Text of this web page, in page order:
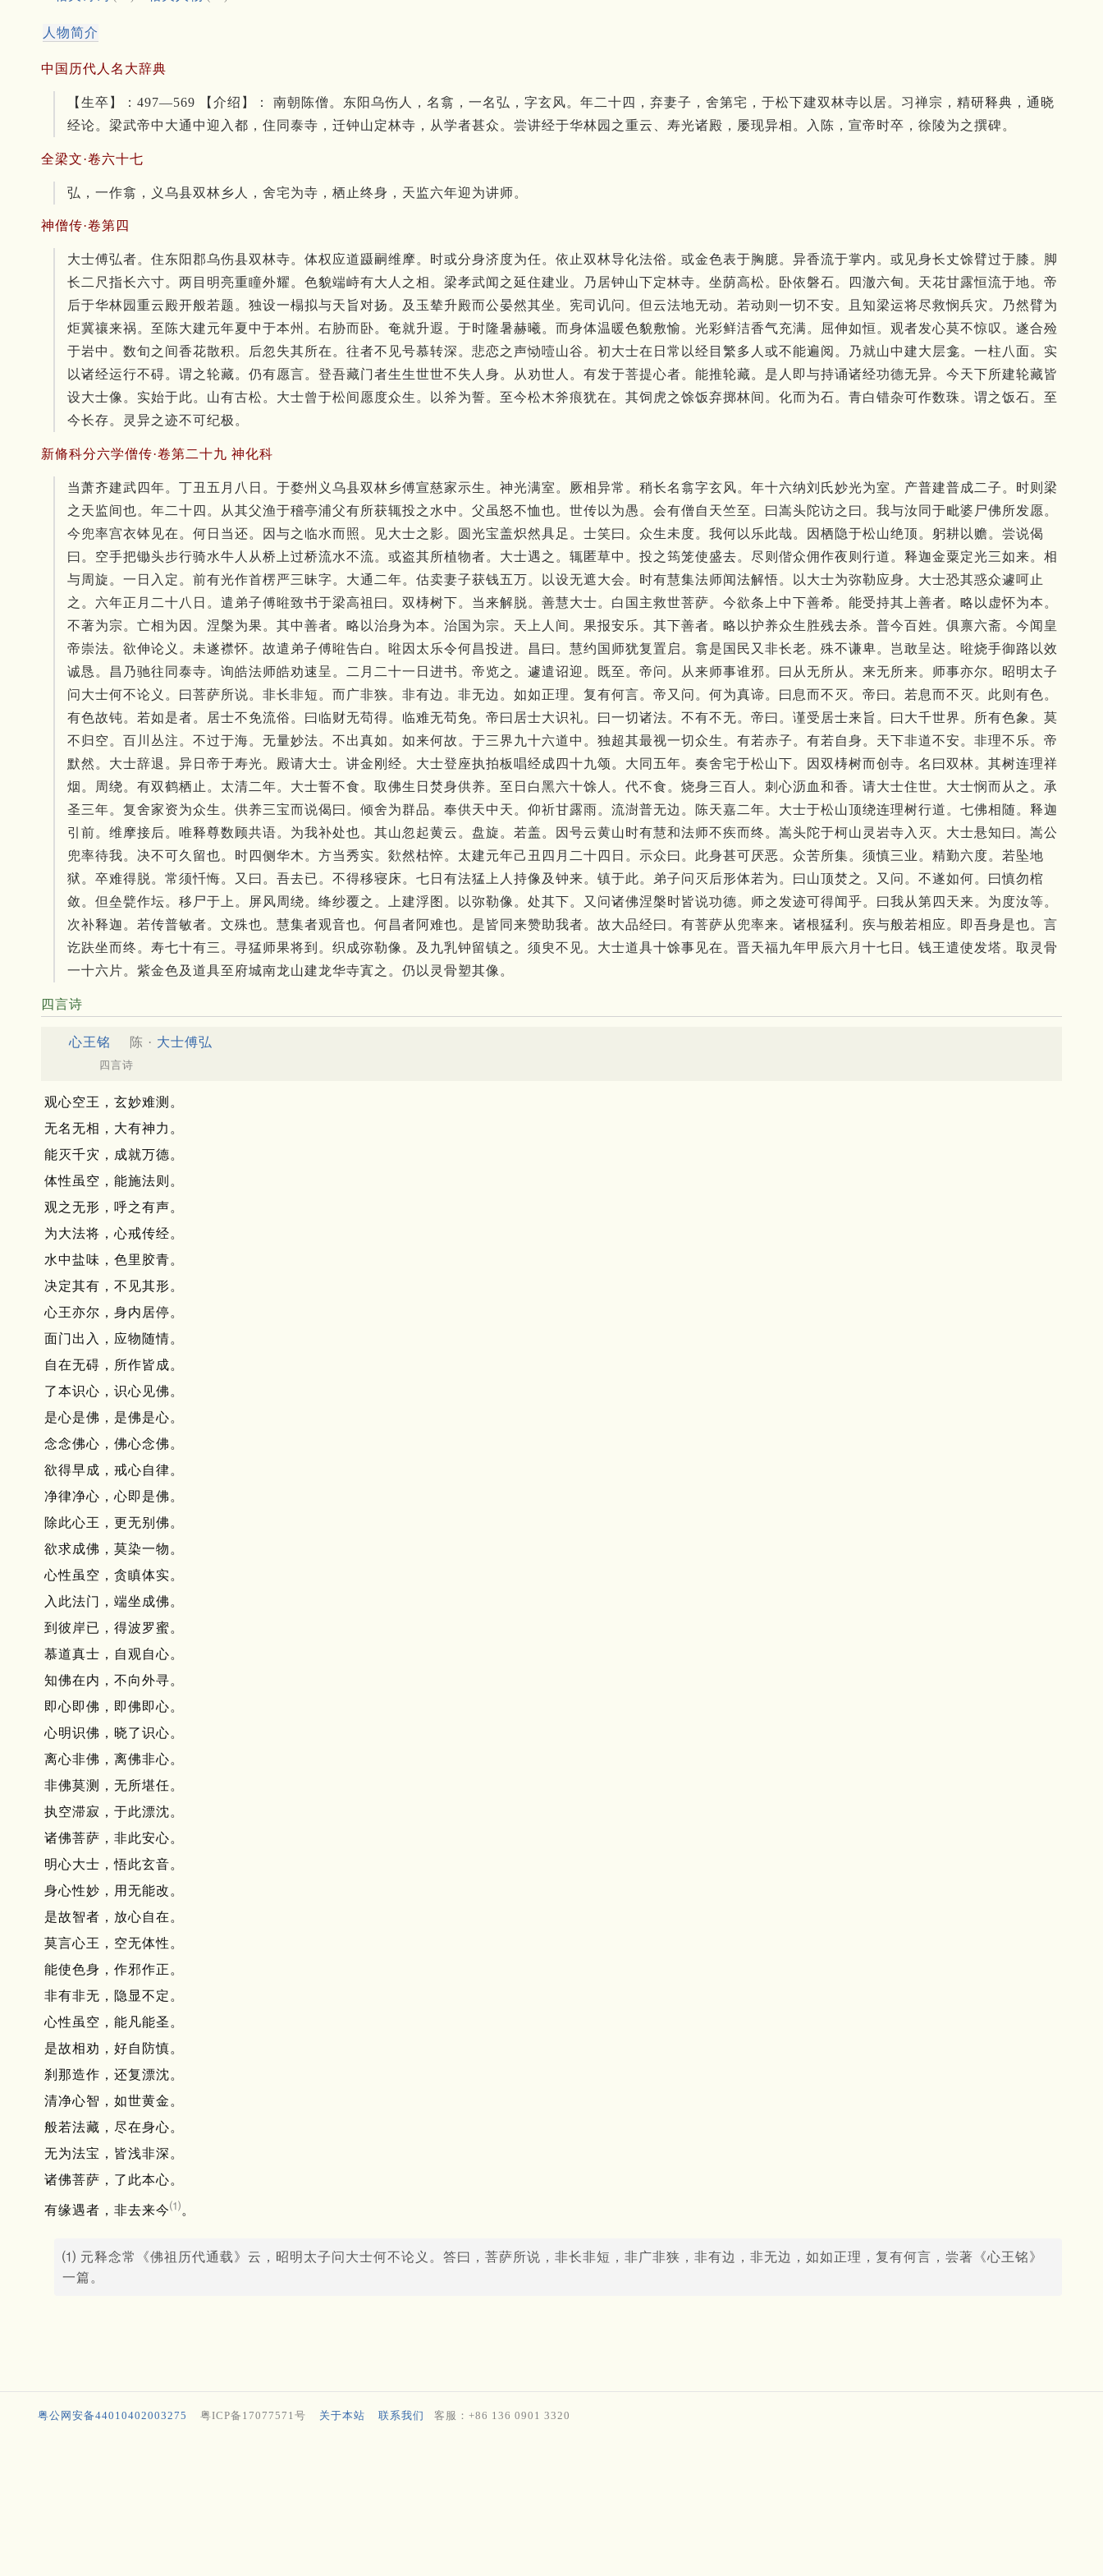
人物简介
中国历代人名大辞典
【生卒】：497—569 【介绍】： 南朝陈僧。东阳乌伤人，名翕，一名弘，字玄风。年二十四，弃妻子，舍第宅，于松下建双林寺以居。习禅宗，精研释典，通晓
经论。梁武帝中大通中迎入都，住同泰寺，迁钟山定林寺，从学者甚众。尝讲经于华林园之重云、寿光诸殿，屡现异相。入陈，宣帝时卒，徐陵为之撰碑。
全梁文·卷六十七
弘，一作翕，义乌县双林乡人，舍宅为寺，栖止终身，天监六年迎为讲师。
神僧传·卷第四
大士傅弘者。住东阳郡乌伤县双林寺。体权应道蹑嗣维摩。时或分身济度为任。依止双林导化法俗。或金色表于胸臆。异香流于掌内。或见身长丈馀臂过于膝。脚
长二尺指长六寸。两目明亮重瞳外耀。色貌端峙有大人之相。梁孝武闻之延住建业。乃居钟山下定林寺。坐荫高松。卧依磐石。四澈六甸。天花甘露恒流于地。帝
后于华林园重云殿开般若题。独设一榻拟与天旨对扬。及玉辇升殿而公晏然其坐。宪司讥问。但云法地无动。若动则一切不安。且知梁运将尽救悯兵灾。乃然臂为
炬冀禳来祸。至陈大建元年夏中于本州。右胁而卧。奄就升遐。于时隆暑赫曦。而身体温暖色貌敷愉。光彩鲜洁香气充满。屈伸如恒。观者发心莫不惊叹。遂合殓
于岩中。数旬之间香花散积。后忽失其所在。往者不见号慕转深。悲恋之声恸噎山谷。初大士在日常以经目繁多人或不能遍阅。乃就山中建大层龛。一柱八面。实
以诸经运行不碍。谓之轮藏。仍有愿言。登吾藏门者生生世世不失人身。从劝世人。有发于菩提心者。能推轮藏。是人即与持诵诸经功德无异。今天下所建轮藏皆
设大士像。实始于此。山有古松。大士曾于松间愿度众生。以斧为誓。至今松木斧痕犹在。其饲虎之馀饭弃掷林间。化而为石。青白错杂可作数珠。谓之饭石。至
今长存。灵异之迹不可纪极。
新脩科分六学僧传·卷第二十九 神化科
当萧齐建武四年。丁丑五月八日。于婺州义乌县双林乡傅宣慈家示生。神光满室。厥相异常。稍长名翕字玄风。年十六纳刘氏妙光为室。产普建普成二子。时则梁
之天监间也。年二十四。从其父渔于稽亭浦父有所获辄投之水中。父虽怒不恤也。世传以为愚。会有僧自天竺至。曰嵩头陀访之曰。我与汝同于毗婆尸佛所发愿。
今兜率宫衣钵见在。何日当还。因与之临水而照。见大士之影。圆光宝盖炽然具足。士笑曰。众生未度。我何以乐此哉。因栖隐于松山绝顶。躬耕以赡。尝说偈
曰。空手把锄头步行骑水牛人从桥上过桥流水不流。或盗其所植物者。大士遇之。辄匿草中。投之筠笼使盛去。尽则偕众佣作夜则行道。释迦金粟定光三如来。相
与周旋。一日入定。前有光作首楞严三昧字。大通二年。估卖妻子获钱五万。以设无遮大会。时有慧集法师闻法解悟。以大士为弥勒应身。大士恐其惑众遽呵止
之。六年正月二十八日。遣弟子傅暀致书于梁高祖曰。双梼树下。当来解脱。善慧大士。白国主救世菩萨。今欲条上中下善希。能受持其上善者。略以虚怀为本。
不著为宗。亡相为因。涅槃为果。其中善者。略以治身为本。治国为宗。天上人间。果报安乐。其下善者。略以护养众生胜残去杀。普今百姓。俱禀六斋。今闻皇
帝崇法。欲伸论义。未遂襟怀。故遣弟子傅暀告白。暀因太乐令何昌投进。昌曰。慧约国师犹复置启。翕是国民又非长老。殊不谦卑。岂敢呈达。暀烧手御路以效
诚恳。昌乃驰往同泰寺。询皓法师皓劝速呈。二月二十一日进书。帝览之。遽遣诏迎。既至。帝问。从来师事谁邪。曰从无所从。来无所来。师事亦尔。昭明太子
问大士何不论义。曰菩萨所说。非长非短。而广非狭。非有边。非无边。如如正理。复有何言。帝又问。何为真谛。曰息而不灭。帝曰。若息而不灭。此则有色。
有色故钝。若如是者。居士不免流俗。曰临财无苟得。临难无苟免。帝曰居士大识礼。曰一切诸法。不有不无。帝曰。谨受居士来旨。曰大千世界。所有色象。莫
不归空。百川丛注。不过于海。无量妙法。不出真如。如来何故。于三界九十六道中。独超其最视一切众生。有若赤子。有若自身。天下非道不安。非理不乐。帝
默然。大士辞退。异日帝于寿光。殿请大士。讲金刚经。大士登座执拍板唱经成四十九颂。大同五年。奏舍宅于松山下。因双梼树而创寺。名曰双林。其树连理祥
烟。周绕。有双鹤栖止。太清二年。大士誓不食。取佛生日焚身供养。至日白黑六十馀人。代不食。烧身三百人。刺心沥血和香。请大士住世。大士悯而从之。承
圣三年。复舍家资为众生。供养三宝而说偈曰。倾舍为群品。奉供天中天。仰祈甘露雨。流澍普无边。陈天嘉二年。大士于松山顶绕连理树行道。七佛相随。释迦
引前。维摩接后。唯释尊数顾共语。为我补处也。其山忽起黄云。盘旋。若盖。因号云黄山时有慧和法师不疾而终。嵩头陀于柯山灵岩寺入灭。大士悬知曰。嵩公
兜率待我。决不可久留也。时四侧华木。方当秀实。欻然枯悴。太建元年己丑四月二十四日。示众曰。此身甚可厌恶。众苦所集。须慎三业。精勤六度。若坠地
狱。卒难得脱。常须忏悔。又曰。吾去已。不得移寝床。七日有法猛上人持像及钟来。镇于此。弟子问灭后形体若为。曰山顶焚之。又问。不遂如何。曰慎勿棺
敛。但垒甓作坛。移尸于上。屏风周绕。绛纱覆之。上建浮图。以弥勒像。处其下。又问诸佛涅槃时皆说功德。师之发迹可得闻乎。曰我从第四天来。为度汝等。
次补释迦。若传普敏者。文殊也。慧集者观音也。何昌者阿难也。是皆同来赞助我者。故大品经曰。有菩萨从兜率来。诸根猛利。疾与般若相应。即吾身是也。言
讫趺坐而终。寿七十有三。寻猛师果将到。织成弥勒像。及九乳钟留镇之。须臾不见。大士道具十馀事见在。晋天福九年甲辰六月十七日。钱王遣使发塔。取灵骨
一十六片。紫金色及道具至府城南龙山建龙华寺寘之。仍以灵骨塑其像。
四言诗
心王铭 陈 · 大士傅弘
四言诗
观心空王，玄妙难测。
无名无相，大有神力。
能灭千灾，成就万德。
体性虽空，能施法则。
观之无形，呼之有声。
为大法将，心戒传经。
水中盐味，色里胶青。
决定其有，不见其形。
心王亦尔，身内居停。
面门出入，应物随情。
自在无碍，所作皆成。
了本识心，识心见佛。
是心是佛，是佛是心。
念念佛心，佛心念佛。
欲得早成，戒心自律。
净律净心，心即是佛。
除此心王，更无别佛。
欲求成佛，莫染一物。
心性虽空，贪瞋体实。
入此法门，端坐成佛。
到彼岸已，得波罗蜜。
慕道真士，自观自心。
知佛在内，不向外寻。
即心即佛，即佛即心。
心明识佛，晓了识心。
离心非佛，离佛非心。
非佛莫测，无所堪任。
执空滞寂，于此漂沈。
诸佛菩萨，非此安心。
明心大士，悟此玄音。
身心性妙，用无能改。
是故智者，放心自在。
莫言心王，空无体性。
能使色身，作邪作正。
非有非无，隐显不定。
心性虽空，能凡能圣。
是故相劝，好自防慎。
刹那造作，还复漂沈。
清净心智，如世黄金。
般若法藏，尽在身心。
无为法宝，皆浅非深。
诸佛菩萨，了此本心。
有缘遇者，非去来今⑴ 。
⑴ 元释念常《佛祖历代通载》云，昭明太子问大士何不论义。答曰，菩萨所说，非长非短，非广非狭，非有边，非无边，如如正理，复有何言，尝著《心王铭》
一篇。
粤公网安备44010402003275 粤ICP备17077571号 关于本站 联系我们 客服：+86 136 0901 3320